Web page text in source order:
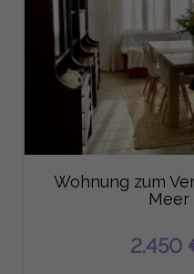
Wohnung zum
2.450